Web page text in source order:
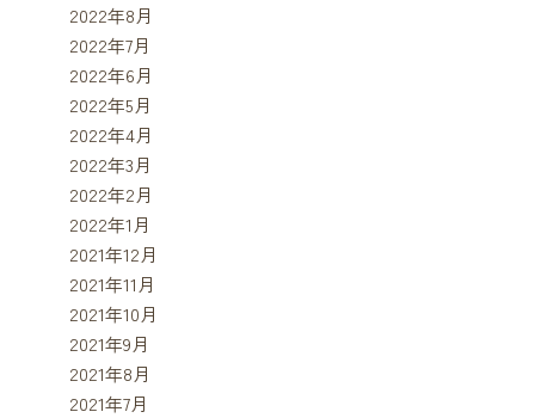
2022年8月
2022年7月
2022年6月
2022年5月
2022年4月
2022年3月
2022年2月
2022年1月
2021年12月
2021年11月
2021年10月
2021年9月
2021年8月
2021年7月